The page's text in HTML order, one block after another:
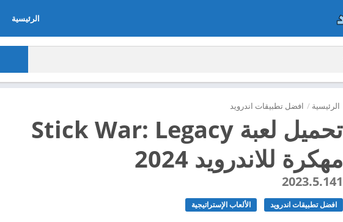
الرئيسية
الرئيسية / افضل تطبيقات اندرويد
تحميل لعبة Stick War: Legacy
مهكرة للاندرويد 2024
2023.5.141
افضل تطبيقات اندرويد الألعاب الإستراتيجية